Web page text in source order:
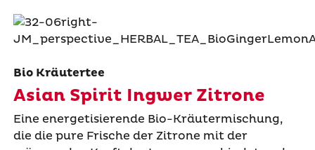
Bio Kräutertee
Asian Spirit Ingwer Zitrone
Eine energetisierende Bio-Kräutermischung,
die die pure Frische der Zitrone mit der